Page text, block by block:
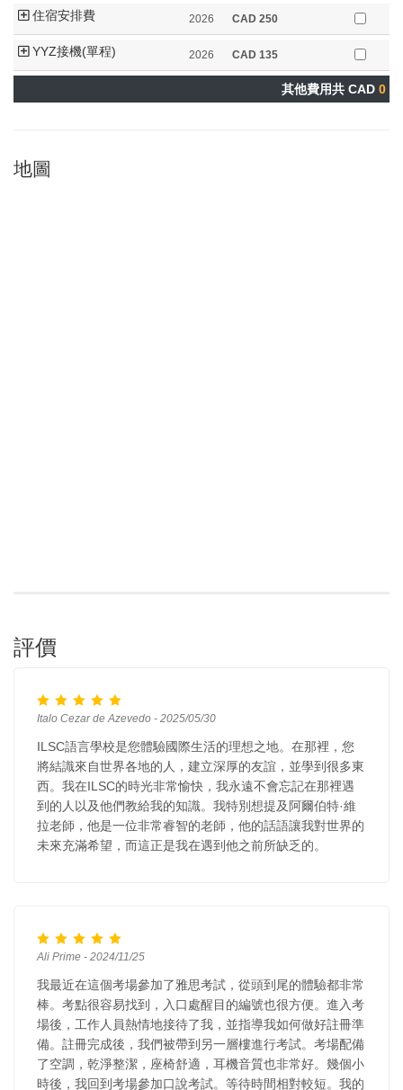
住宿安排費 2026 CAD 250
YYZ接機(單程) 2026 CAD 135
其他費用共 CAD 0
地圖
評價
Italo Cezar de Azevedo - 2025/05/30
ILSC語言學校是您體驗國際生活的理想之地。在那裡，您
將結識來自世界各地的人，建立深厚的友誼，並學到很多東
西。我在ILSC的時光非常愉快，我永遠不會忘記在那裡遇
到的人以及他們教給我的知識。我特別想提及阿爾伯特·維
拉老師，他是一位非常睿智的老師，他的話語讓我對世界的
未來充滿希望，而這正是我在遇到他之前所缺乏的。
Ali Prime - 2024/11/25
我最近在這個考場參加了雅思考試，從頭到尾的體驗都非常
棒。考點很容易找到，入口處醒目的編號也很方便。進入考
場後，工作人員熱情地接待了我，並指導我如何做好註冊準
備。註冊完成後，我們被帶到另一層樓進行考試。考場配備
了空調，乾淨整潔，座椅舒適，耳機音質也非常好。幾個小
時後，我回到考場參加口說考試。等待時間相對較短。我的